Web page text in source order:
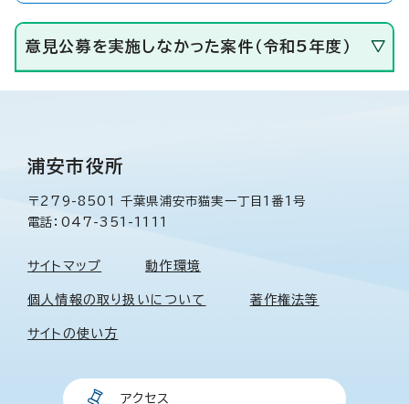
意見公募を実施しなかった案件（令和5年度）
浦安市役所
〒279-8501 千葉県浦安市猫実一丁目1番1号
電話：047-351-1111
サイトマップ 動作環境
個人情報の取り扱いについて 著作権法等
サイトの使い方
アクセス